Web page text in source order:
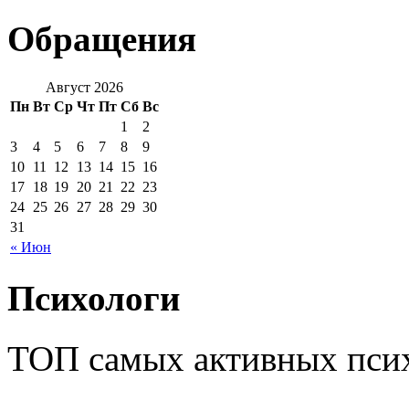
Обращения
Август 2026
Пн Вт Ср Чт Пт Сб Вс
« Июн
1
2
3
4 5 6 7 8
9
10 11 12 13 14 15 16
17 18 19 20 21 22 23
24 25 26 27 28 29 30
31
Психологи
ТОП самых активных